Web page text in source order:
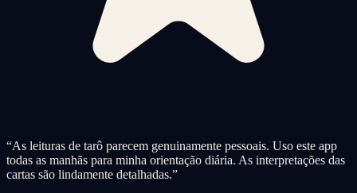
“As leituras de tarô parecem genuinamente pessoais. Uso este app
todas as manhãs para minha orientação diária. As interpretações das
cartas são lindamente detalhadas.”